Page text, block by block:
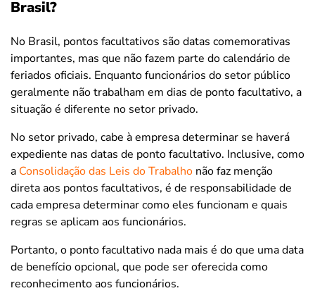
Brasil?
No Brasil, pontos facultativos são datas comemorativas
importantes, mas que não fazem parte do calendário de
feriados oficiais. Enquanto funcionários do setor público
geralmente não trabalham em dias de ponto facultativo, a
situação é diferente no setor privado.
No setor privado, cabe à empresa determinar se haverá
expediente nas datas de ponto facultativo. Inclusive, como
a Consolidação das Leis do Trabalho não faz menção
direta aos pontos facultativos, é de responsabilidade de
cada empresa determinar como eles funcionam e quais
regras se aplicam aos funcionários.
Portanto, o ponto facultativo nada mais é do que uma data
de benefício opcional, que pode ser oferecida como
reconhecimento aos funcionários.